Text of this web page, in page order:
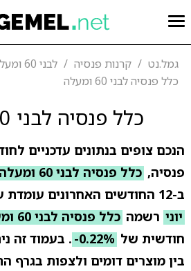
גמל.נט קרנות פנסיה
לבני 60 ומעלה
כלל פנסיה לבני 60 ומעלה
כלל פנסיה לבני 60 ומעלה
הנכם צופים בנתונים עדכניים
פנסיה, כלל פנסיה לבני 60 ומעלה 9656
ב-12 החודשים האחרונים עומדת על
יוני רשמה כלל פנסיה לבני 60 ומעלה
חודשית של -0.22% . בעמוד זה
בין מוצרים דומים ולצפות בגרף